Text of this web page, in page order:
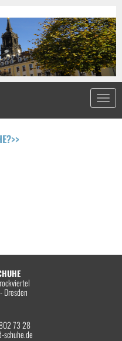
Dresden
73 28